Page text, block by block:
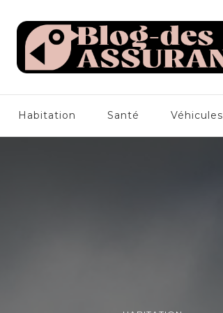
Habitation Santé Véhicules